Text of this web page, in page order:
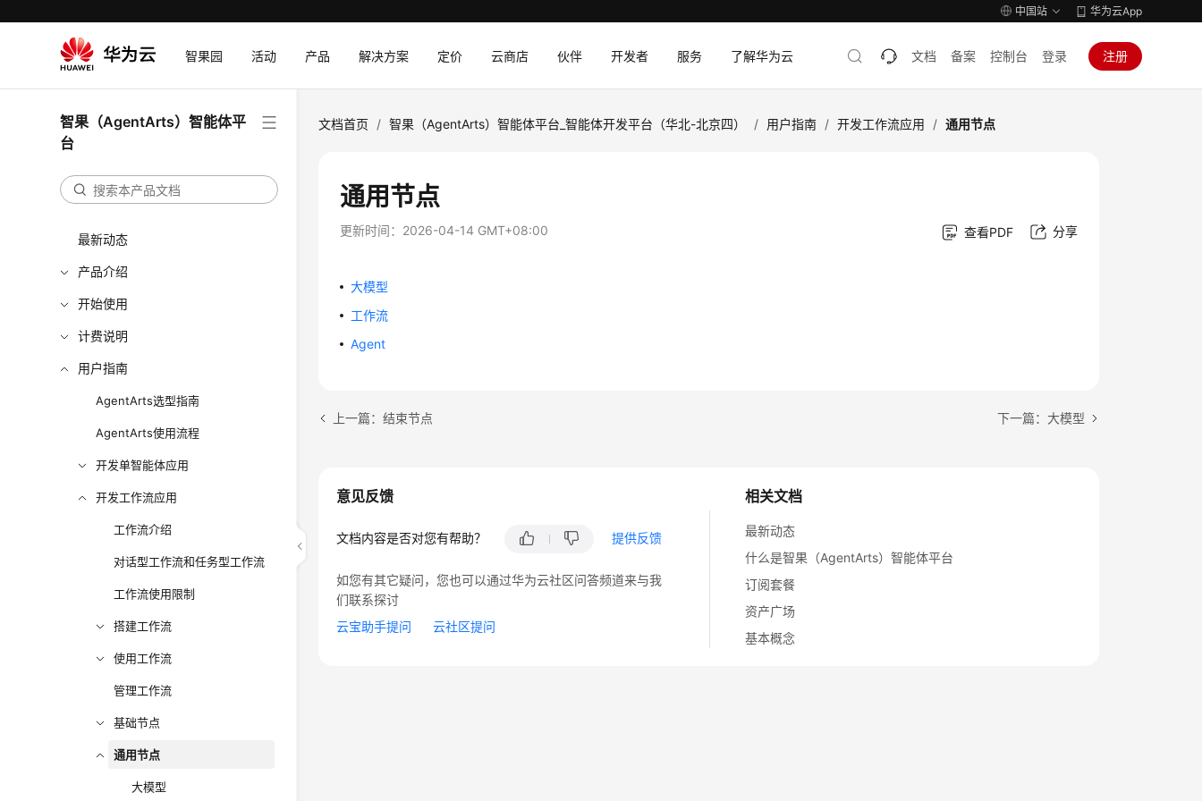
中国站 华为云App
智果园 活动 产品 解决方案 定价 云商店 伙伴 开发者 服务 了解华为云 文档 备案 控制台 登录 注册
智果（AgentArts）智能体平
台
最新动态
产品介绍
开始使用
计费说明
用户指南
AgentArts选型指南
AgentArts使用流程
开发单智能体应用
开发工作流应用
工作流介绍
对话型工作流和任务型工作流
工作流使用限制
搭建工作流
使用工作流
管理工作流
基础节点
通用节点
大模型
文档首页 / 智果（AgentArts）智能体平台_智能体开发平台（华北-北京四） / 用户指南 / 开发工作流应用 / 通用节点
通用节点
更新时间： 2026-04-14 GMT+08:00 查看PDF 分享
大模型
工作流
Agent
上一篇：结束节点 下一篇：大模型
相关文档
最新动态
什么是智果（AgentArts）智能体平台
订阅套餐
资产广场
基本概念
意见反馈
文档内容是否对您有帮助？ 提供反馈
如您有其它疑问，您也可以通过华为云社区问答频道来与我
们联系探讨
云宝助手提问
云社区提问